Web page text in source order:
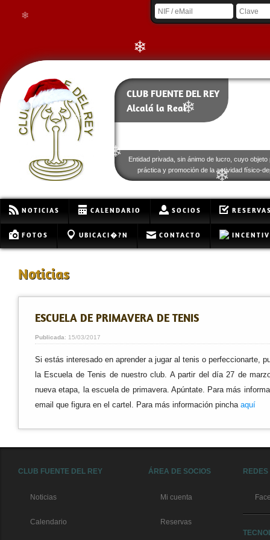
CLUB FUENTE DEL REY
Alcalá la Real
Entidad privada, sin ánimo de lucro, cuyo objeto
práctica y promoción de la actividad físico-
NOTICIAS CALENDARIO SOCIOS
FOTOS UBICACI�?N CONTACTO
Noticias
ESCUELA DE PRIMAVERA DE TENIS
Publicada: 15/03/2017
Si estás interesado en aprender a jugar al tenis o perfeccionarte,
la Escuela de Tenis de nuestro club. A partir del día 27 de
nueva etapa, la escuela de primavera. Apúntate. Para más
email que figura en el cartel. Para más información pincha aquí
CLUB FUENTE DEL REY
Noticias
Calendario
ÁREA DE SOCIOS
Mi cuenta
Reservas
REDES
❄
❄
❄
❄
❄
❄
❄
❄